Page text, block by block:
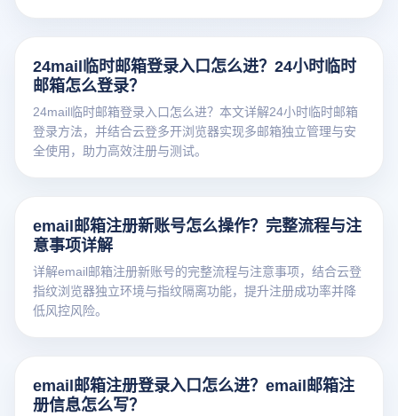
24mail临时邮箱登录入口怎么进？24小时临时
邮箱怎么登录？
24mail临时邮箱登录入口怎么进？本文详解24小时临时邮箱
登录方法，并结合云登多开浏览器实现多邮箱独立管理与安
全使用，助力高效注册与测试。
email邮箱注册新账号怎么操作？完整流程与注
意事项详解
详解email邮箱注册新账号的完整流程与注意事项，结合云登
指纹浏览器独立环境与指纹隔离功能，提升注册成功率并降
低风控风险。
email邮箱注册登录入口怎么进？email邮箱注
册信息怎么写？